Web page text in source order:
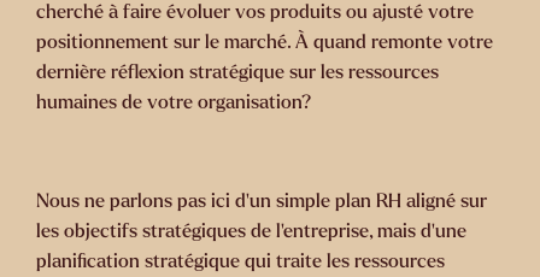
cherché à faire évoluer vos produits ou ajusté votre
positionnement sur le marché. À quand remonte votre
dernière réflexion stratégique sur les ressources
humaines de votre organisation?
Nous ne parlons pas ici d’un simple plan RH aligné sur
les objectifs stratégiques de l’entreprise, mais d’une
planification stratégique qui traite les ressources